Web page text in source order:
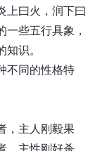
上曰火，润下曰
些五行具象，
识。
不同的性格特
，主人刚毅果
主性刚好杀，